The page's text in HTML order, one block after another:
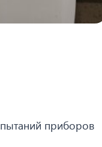
приборов